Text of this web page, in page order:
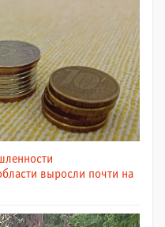
выросли почти на